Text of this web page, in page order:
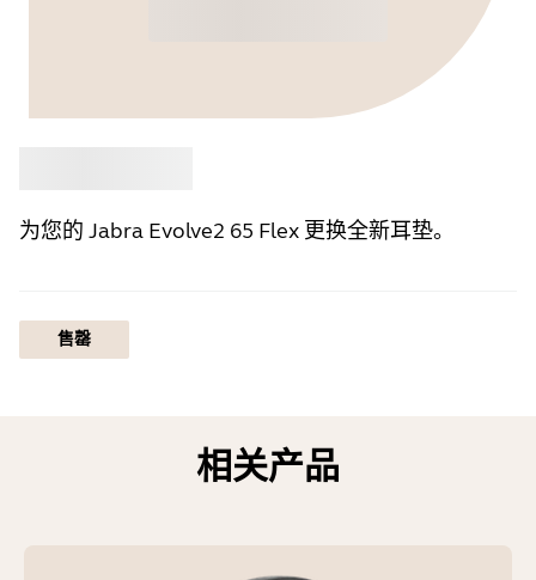
为您的 Jabra Evolve2 65 Flex 更换全新耳垫。
售罄
相关产品